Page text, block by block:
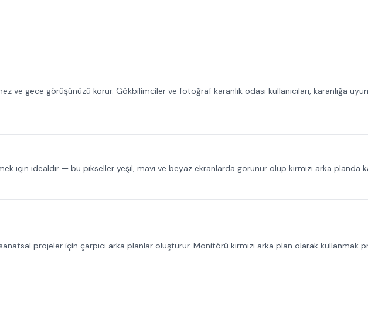
ve gece görüşünüzü korur. Gökbilimciler ve fotoğraf karanlık odası kullanıcıları, karanlığa
için idealdir — bu pikseller yeşil, mavi ve beyaz ekranlarda görünür olup kırmızı arka
projeler için çarpıcı arka planlar oluşturur. Monitörü kırmızı arka plan olarak kullanmak